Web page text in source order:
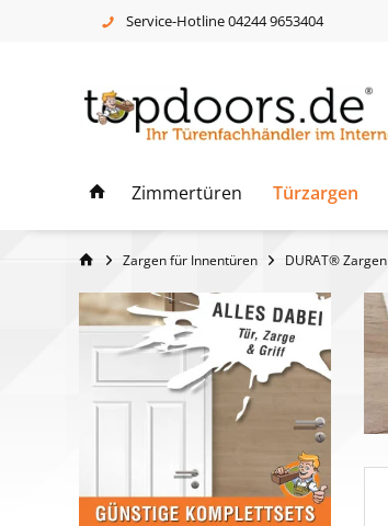
Service-Hotline 04244 9653404
Zimmertüren Türzargen
Zargen für Innentüren DURAT® Zargen